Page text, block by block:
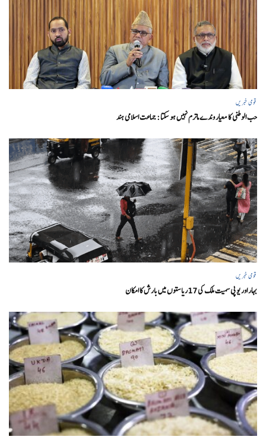
قومی خبریں
حب الوطنی کا معیار وندے ماترم نہیں ہو سکتا : جماعت اسلامی ہند
قومی خبریں
بہار اور یو پی سمیت ملک کی 17ریاستوں میں بارش کا امکان